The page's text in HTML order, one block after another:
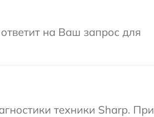
на Ваш запрос для
техники Sharp. При